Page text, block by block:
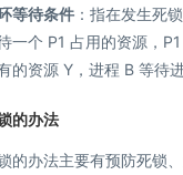
等待条件 ：指在发生死
一个 P1 占用的资源，
的资源 Y，进程 B 等待
的办法
的办法主要有预防死锁